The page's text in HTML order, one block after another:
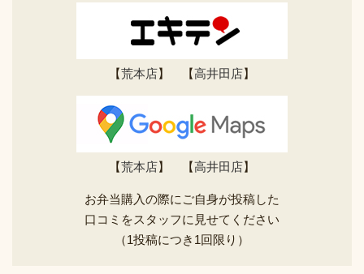
【荒本店】 【高井田店】
【荒本店】 【高井田店】
お弁当購入の際にご自身が投稿した
口コミをスタッフに見せてください
（1投稿につき1回限り）